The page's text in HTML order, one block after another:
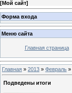
[Мой сайт]
Форма входа
Меню сайта
Главная страница
Главная » 2013 » Февраль »
Подведены итоги